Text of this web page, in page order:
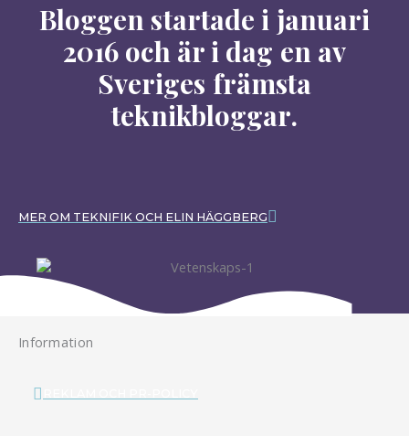
Bloggen startade i januari
2016 och är i dag en av
Sveriges främsta
teknikbloggar.
MER OM TEKNIFIK OCH ELIN HÄGGBERG
Information